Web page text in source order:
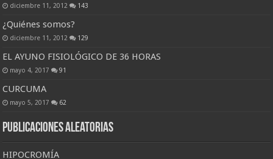
diciembre 11, 2012 143
¿Quiénes somos?
diciembre 11, 2012 129
EL AYUNO FISIOLÓGICO DE 36 HORAS
mayo 4, 2017 91
CURCUMA
mayo 5, 2017 62
Publicaciones Aleatorias
HIPOCROMÍA